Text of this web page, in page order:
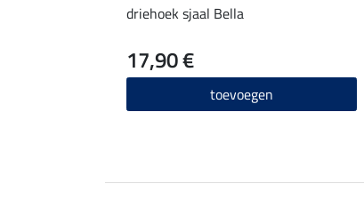
driehoek sjaal Bella
17,90 €
toevoegen